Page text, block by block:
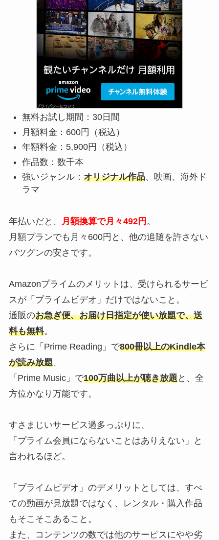
無料お試し期間：30日間
月額料金：600円（税込）
年額料金：5,900円（税込）
作品数：数千本
強いジャンル： オリジナル作品、映画、海外ド
ラマ
年払いだと、 月額換算で月々492円 。
月額プランでも月々600円と、他の追随を許さない
バツグンの安さです。
Amazonプライムのメリットは、受けられるサービ
スが「プライムビデオ」だけではないこと。
通販のお急ぎ便、お届け日指定が使い放題で、送
料も無料。
さらに「Prime Reading」で800冊以上のKindle本
が読み放題、
「Prime Music」で100万曲以上が聴き放題と、全
方位かなり万能です。
すさまじいサーピス過多っぷりに、
「プライム会員にならないことはありえない」と
言われるほど。
「プライムビデオ」のデメリットとしては、すべ
ての動画が見放題ではなく、レンタル・購入作品
もそこそこあること。
また、コンテンツの数では他のサーピスにやや劣